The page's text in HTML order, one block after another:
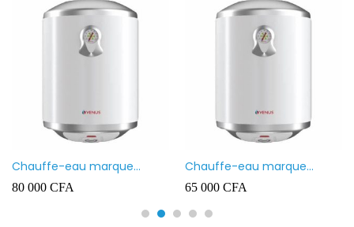
Chauffe-eau marque
VENUS 80L
80 000 CFA
Chauffe-eau marque
VENUS 50L
65 000 CFA